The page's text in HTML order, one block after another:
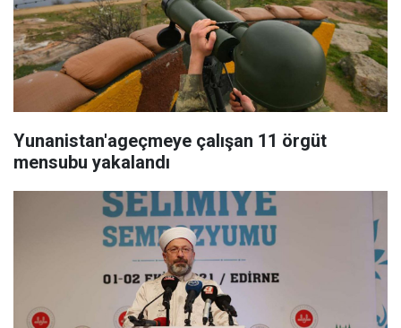
Yunanistan'ageçmeye çalışan 11 örgüt
mensubu yakalandı